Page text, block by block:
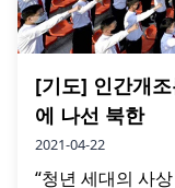
[기도] 인간개
에 나선 북한
2021-04-22
“청년 세대의 사